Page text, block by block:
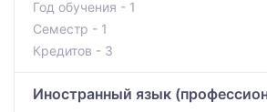
Год обучения - 1
Семестр - 1
Кредитов - 3
Иностранный язык